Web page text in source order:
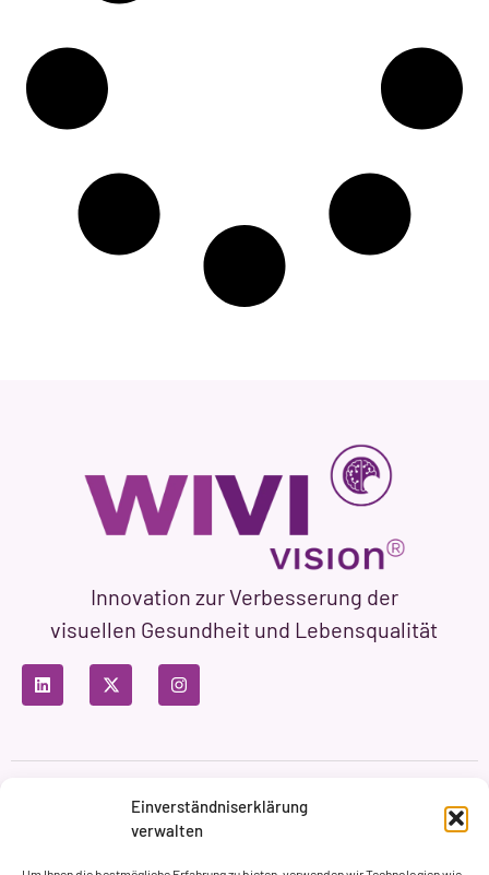
Einverständniserklärung
verwalten
Innovation zur Verbesserung der
visuellen Gesundheit und Lebensqualität
Datenschutzbestimmungen
Nutzungsbedingungen
Cookie-Richtlinie